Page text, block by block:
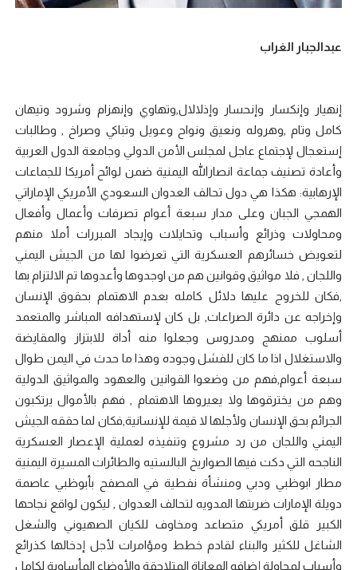
عبدالجبار الغراب
إنهيار وإنكسار وإنحسار وإذلالال,وتهاوي وإنهزام وشرود وتيهان
كامل وتام ,وهروله ونعيق ونواح وعويل وتباكي وصراخ , وطالبات
إستعجال لإجتماع عاجل لمجلس الأمن الدولي وجامعة الدول العربية
وأعادة تصنيف جماعة انصارالله اليمنية ضمن لوائح أمريكا للجماعات
الإرهابية: هكذا هي دول تحالف العدوان السعودي الأمريكي الإماراتي
الهمجي الجبان وعلى مدار سبعة أعوام تصرفات وأعمال وأفعال
ومحاولات وذرائع وأسباب وتحايلات وإيجاد المبررات أملا منهم
لتعويض خسائرهم العسكرية التي تعرضوا لها من الجيش اليمني
واللجان , فلا مواثيق وقوانين هم من اوجدوها وأعدوها تم الالتزام بها
,فكان للخروج عليها دلائل كامله بعدم الاهتمام بحقوق الإنسان
وإخراجه عن دائرة الصراعات, بل كان لإستهدافه المباشر والمتعمد
أسلوب ممنهج ومدروس وجعلوا منه أداة للابتزاز والمقايضة
والاستغلال اذا ما كان للفشل وجوده وهذا ما حدث في اليمن طوال
سبعة أعوام,فهم من وضعوا القوانين والعهود والمواثيق الدولية
وهم من يخترقوها ولا يعيروها الاهتمام , فهم بالأموال يرتكبون
الجرائم بحق الإنسان ولأجلها لا قيمة للإنسانية,فكان لما حققه الجيش
اليمني واللجان من رد مشروع وتنفيذه لعملية الإعصار العسكرية
الناجحه التي دكت فيها الصواريخ البالستيه والطائرات المسيرة اليمنية
مطار ابوظبي ودبي ومنشأة نفطية في المصفح بأبوظبي عاصمة
دويلة الإمارات ضربتها المدويه لتحالف العدوان , ليكون لواقع نجاحها
الكبير قلق أمريكي متصاعد ومخاوف للكيان الصهيوني والشغل
الشاغل للكثير والبناء لقادم خطط ومؤامرات لأجل إدخالها كذرائع
وأسباب لمحاولة إضافه المعاناة المتلاحقة والأوضاع المأساوية لكامل